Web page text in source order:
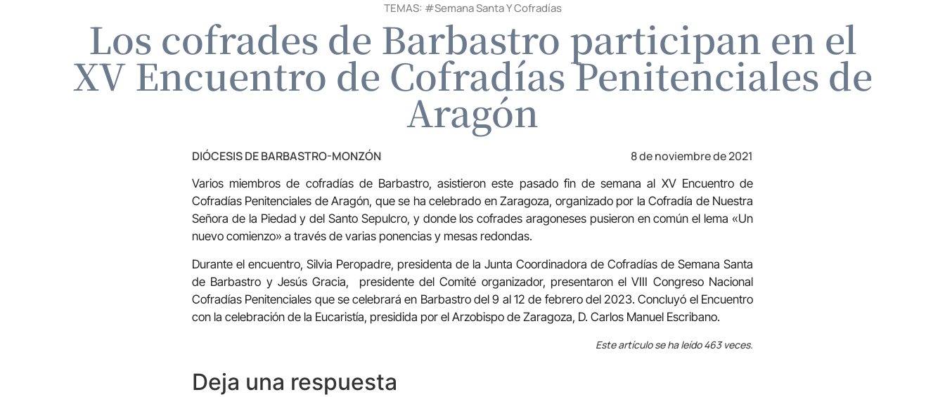
TEMAS: #Semana Santa Y Cofradías
Los cofrades de Barbastro participan en el
XV Encuentro de Cofradías Penitenciales de
Aragón
DIÓCESIS DE BARBASTRO-MONZÓN 8 de noviembre de 2021
Varios miembros de cofradías de Barbastro, asistieron este pasado fin de semana al XV Encuentro de
Cofradías Penitenciales de Aragón, que se ha celebrado en Zaragoza, organizado por la Cofradía de Nuestra
Señora de la Piedad y del Santo Sepulcro, y donde los cofrades aragoneses pusieron en común el lema «Un
nuevo comienzo» a través de varias ponencias y mesas redondas.
Durante el encuentro, Silvia Peropadre, presidenta de la Junta Coordinadora de Cofradías de Semana Santa
de Barbastro y Jesús Gracia, presidente del Comité organizador, presentaron el VIII Congreso Nacional
Cofradías Penitenciales que se celebrará en Barbastro del 9 al 12 de febrero del 2023. Concluyó el Encuentro
con la celebración de la Eucaristía, presidida por el Arzobispo de Zaragoza, D. Carlos Manuel Escribano.
Este artículo se ha leído 463 veces.
Deja una respuesta